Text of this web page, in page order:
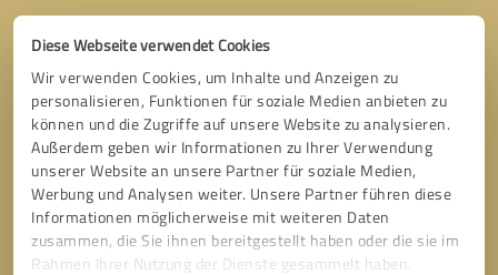
Diese Webseite verwendet Cookies
Wir verwenden Cookies, um Inhalte und Anzeigen zu
personalisieren, Funktionen für soziale Medien anbieten zu
können und die Zugriffe auf unsere Website zu analysieren.
Außerdem geben wir Informationen zu Ihrer Verwendung
unserer Website an unsere Partner für soziale Medien,
Werbung und Analysen weiter. Unsere Partner führen diese
Informationen möglicherweise mit weiteren Daten
zusammen, die Sie ihnen bereitgestellt haben oder die sie im
Rahmen Ihrer Nutzung der Dienste gesammelt haben.